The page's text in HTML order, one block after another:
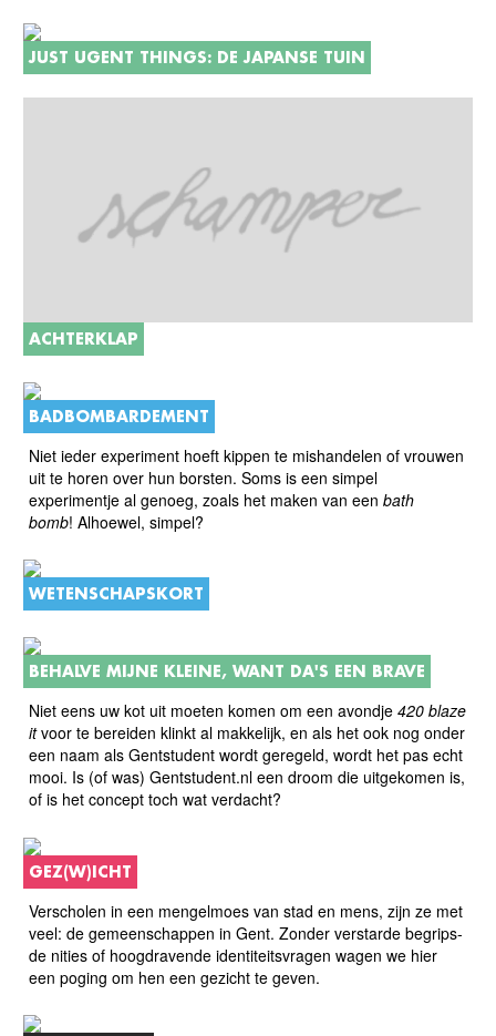
JUST UGENT THINGS: DE JAPANSE TUIN
ACHTERKLAP
BADBOMBARDEMENT
Niet ieder experiment hoeft kippen te mishandelen of vrouwen
uit te horen over hun borsten. Soms is een simpel
experimentje al genoeg, zoals het maken van een bath
bomb! Alhoewel, simpel?
WETENSCHAPSKORT
BEHALVE MIJNE KLEINE, WANT DA'S EEN BRAVE
Niet eens uw kot uit moeten komen om een avondje 420 blaze
itvoor te bereiden klinkt al makkelijk, en als het ook nog onder
een naam als Gentstudent wordt geregeld, wordt het pas echt
mooi. Is (of was) Gentstudent.nl een droom die uitgekomen is,
of is het concept toch wat verdacht?
GEZ(W)ICHT
Verscholen in een mengelmoes van stad en mens, zijn ze met
veel: de gemeenschappen in Gent. Zonder verstarde begrips-
de nities of hoogdravende identiteitsvragen wagen we hier
een poging om hen een gezicht te geven.